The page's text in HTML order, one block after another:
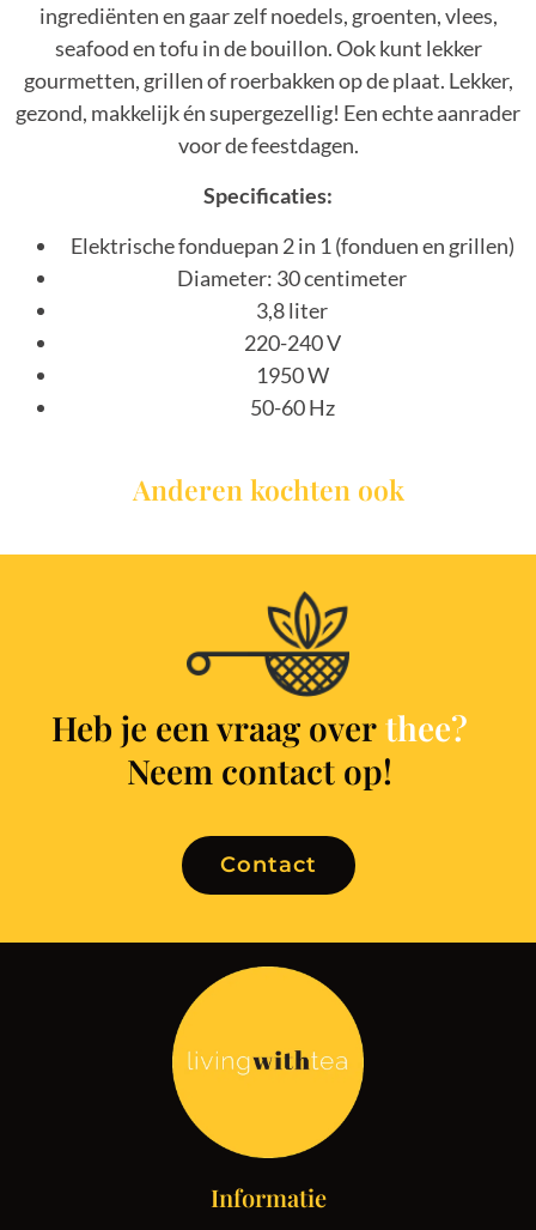
ingrediënten en gaar zelf noedels, groenten, vlees,
seafood en tofu in de bouillon. Ook kunt lekker
gourmetten, grillen of roerbakken op de plaat. Lekker,
gezond, makkelijk én supergezellig! Een echte aanrader
voor de feestdagen.
Specificaties:
Elektrische fonduepan 2 in 1 (fonduen en grillen)
Diameter: 30 centimeter
3,8 liter
220-240 V
1950 W
50-60 Hz
Anderen kochten ook
Heb je een vraag over thee?
Neem contact op!
Contact
Informatie